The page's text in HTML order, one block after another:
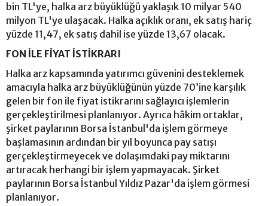
bin TL'ye, halka arz büyüklüğü yaklaşık 10 milyar 540
milyon TL'ye ulaşacak. Halka açıklık oranı, ek satış hariç
yüzde 11,47, ek satış dahil ise yüzde 13,67 olacak.
FON İLE FİYAT İSTİKRARI
Halka arz kapsamında yatırımcı güvenini desteklemek
amacıyla halka arz büyüklüğünün yüzde 70’ine karşılık
gelen bir fon ile fiyat istikrarını sağlayıcı işlemlerin
gerçekleştirilmesi planlanıyor. Ayrıca hâkim ortaklar,
şirket paylarının Borsa İstanbul'da işlem görmeye
başlamasının ardından bir yıl boyunca pay satışı
gerçekleştirmeyecek ve dolaşımdaki pay miktarını
artıracak herhangi bir işlem yapmayacak. Şirket
paylarının Borsa İstanbul Yıldız Pazar'da işlem görmesi
planlanıyor.